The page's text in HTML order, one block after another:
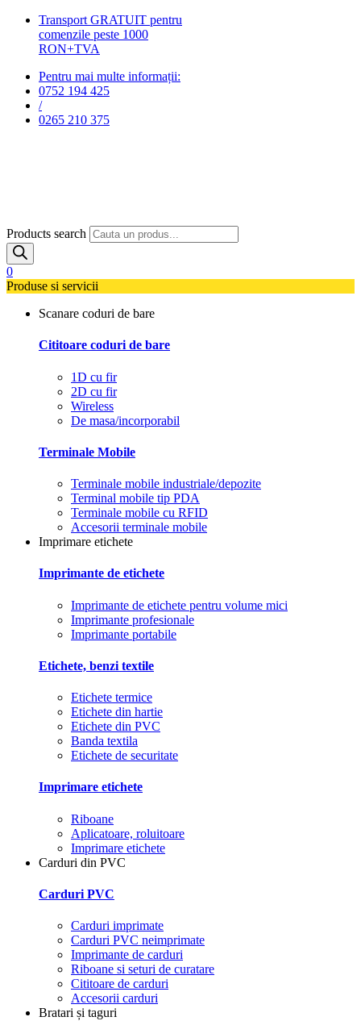
Transport GRATUIT pentru
comenzile peste 1000
RON+TVA
Pentru mai multe informații:
0752 194 425
/
0265 210 375
Products search
0
Produse si servicii
Scanare coduri de bare
Cititoare coduri de bare
1D cu fir
2D cu fir
Wireless
De masa/incorporabil
Terminale Mobile
Terminale mobile industriale/depozite
Terminal mobile tip PDA
Terminale mobile cu RFID
Accesorii terminale mobile
Imprimare etichete
Imprimante de etichete
Imprimante de etichete pentru volume mici
Imprimante profesionale
Imprimante portabile
Etichete, benzi textile
Etichete termice
Etichete din hartie
Etichete din PVC
Banda textila
Etichete de securitate
Imprimare etichete
Riboane
Aplicatoare, roluitoare
Imprimare etichete
Carduri din PVC
Carduri PVC
Carduri imprimate
Carduri PVC neimprimate
Imprimante de carduri
Riboane si seturi de curatare
Cititoare de carduri
Accesorii carduri
Bratari și taguri